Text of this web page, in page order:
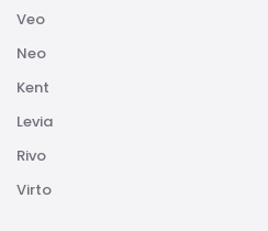
Veo
Neo
Kent
Levia
Rivo
Virto